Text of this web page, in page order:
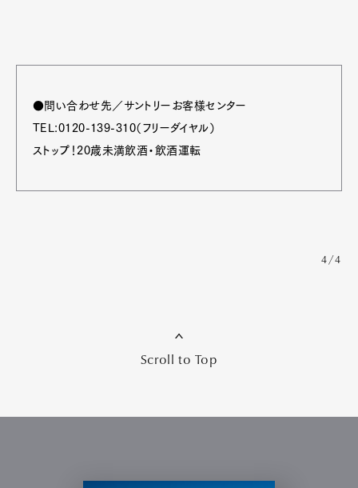
●問い合わせ先／サントリーお客様センター
TEL:0120-139-310（フリーダイヤル）
ストップ！20歳未満飲酒・飲酒運転
4/4
Scroll to Top